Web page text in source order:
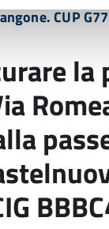
CUP
la